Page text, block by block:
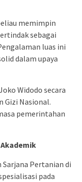
memimpin
sebagai
luas ini
dalam upaya
Widodo secara
Gizi Nasional.
pemerintahan
Sarjana Pertanian di
pada